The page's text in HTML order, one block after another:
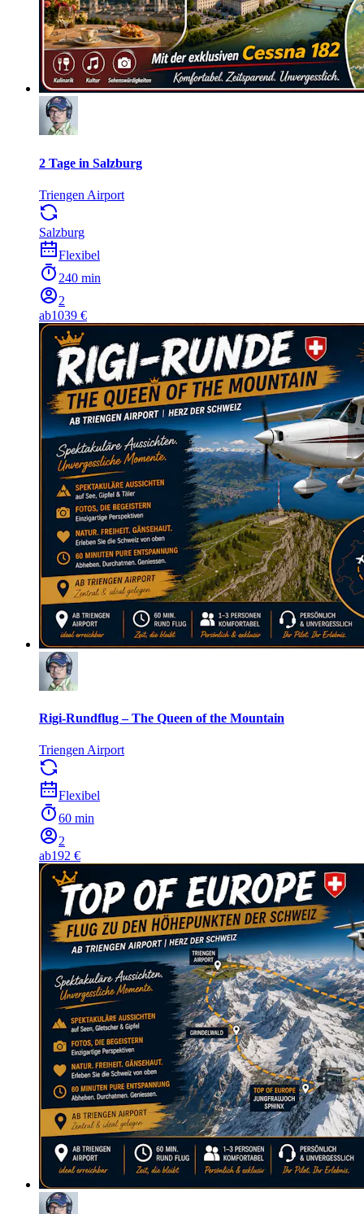
2 Tage in Salzburg
Triengen Airport
Salzburg
Flexibel
240 min
2
ab1039 €
Rigi-Rundflug – The Queen of the Mountain
Triengen Airport
Flexibel
60 min
2
ab192 €